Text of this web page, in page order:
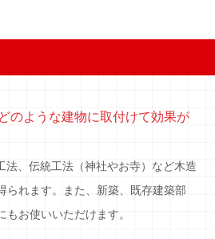
ような建物に取付けて効果が
、伝統工法（神社やお寺）など木造
られます。また、新築、既存建築部
もお使いいただけます。